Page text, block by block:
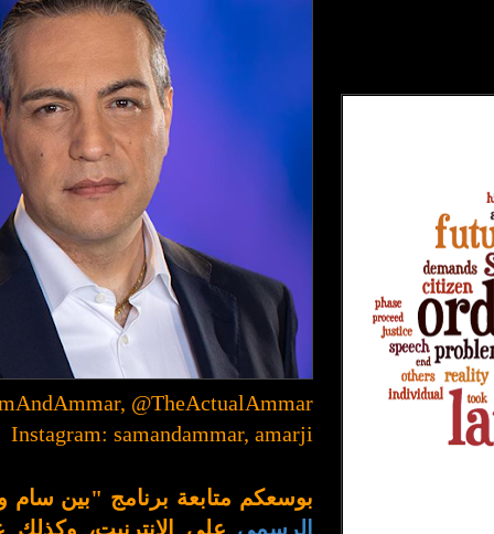
@TheActualAmmar
Instagram: samandammar, amarji
بوسعكم متابعة برنامج "بين
الرسمي على الإنترنيت،